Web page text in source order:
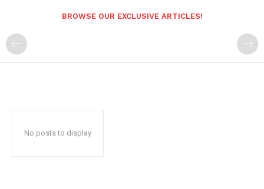
BROWSE OUR EXCLUSIVE ARTICLES!
No posts to display